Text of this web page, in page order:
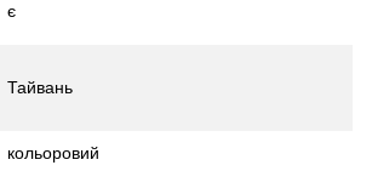
є
Тайвань
кольоровий